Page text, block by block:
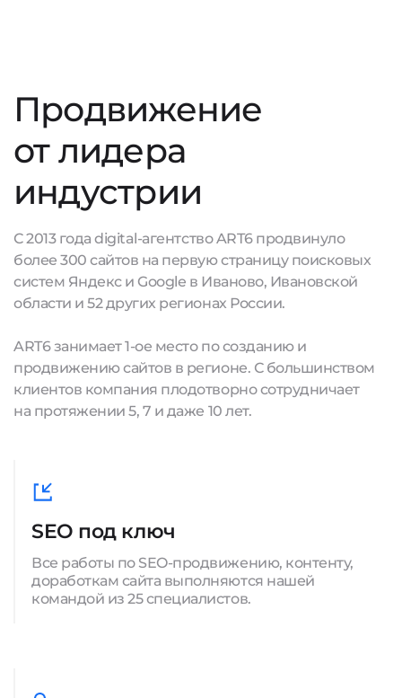
Продвижение
от лидера
индустрии
С 2013 года digital-агентство ART6 продвинуло
более 300 сайтов на первую страницу поисковых
систем Яндекс и Google в Иваново, Ивановской
области и 52 других регионах России.
ART6 занимает 1-ое место по созданию и
продвижению сайтов в регионе. С большинством
клиентов компания плодотворно сотрудничает
на протяжении 5, 7 и даже 10 лет.
SEO под ключ
Все работы по SEO-продвижению, контенту,
доработкам сайта выполняются нашей
командой из 25 специалистов.